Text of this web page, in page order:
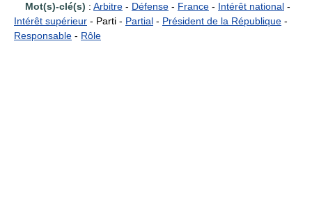
Mot(s)-clé(s) : Arbitre - Défense - France - Intérêt national -
Intérêt supérieur - Parti - Partial - Président de la République -
Responsable - Rôle